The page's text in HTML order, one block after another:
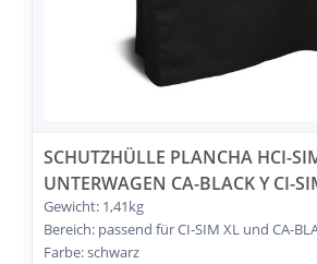
SCHUTZHÜLLE PLANCHA HCI-
UNTERWAGEN CA-BLACK Y CI-
Gewicht: 1,41kg
Bereich: passend für CI-SIM XL und CA-
Farbe: schwarz